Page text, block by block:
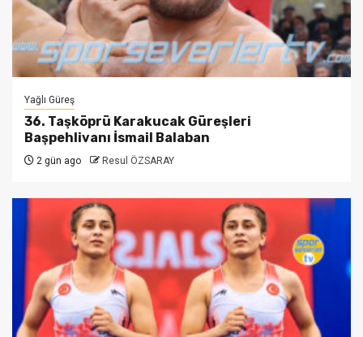
Yağlı Güreş
36. Taşköprü Karakucak Güreşleri
Başpehlivanı İsmail Balaban
2 gün ago Resul ÖZSARAY